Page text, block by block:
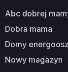
abc dobrej
dobra mama
domy
nowy magazyn